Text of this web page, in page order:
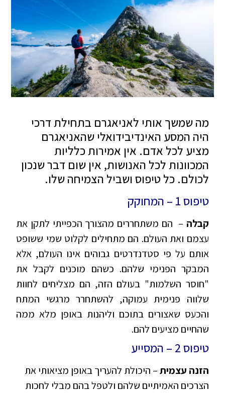
מה שמשך אותי לאניאגרם בתחילת דרכי
היה המסע האינדיבידואלי שהאניאגרם
מציע לכל אדם. אין אמירות כלליות
המכוונות לכל האנושות, אין שום דבר שנכון
לכולם. כל טיפוס ושביל הצמיחה שלו.
טיפוס 1 – המחוקק
קבלה – הם משתחררים מהצורך הכפייתי לתקן את
עצמם ואת העולם. הם מתחילים לקלוט שמי ששופט
אותם על פי סטדנדרטים גבוהים אינו העולם, אלא
המבקר הפנימי שלהם. כשהם מוכנים לקבל את
"חוסר השלמות" בעולם הזה, הם מצליחים לחוות
שלווה פנימית עמוקה, להשתחרר מרגשי המתח
והכעס שאצורים בתוכם וליהנות באופן מלא ממה
שהחיים מציעים להם.
טיפוס 2 – המסייע
הזנה עצמית– היכולת להעריך באופן מציאותי את
הצרכים האמיתיים שלהם ולטפל בהם מבלי לחכות